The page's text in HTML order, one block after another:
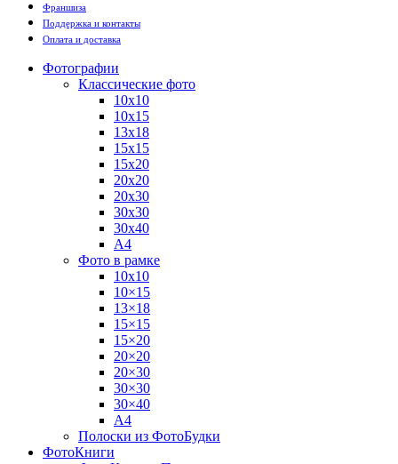
Франшиза
Поддержка и контакты
Оплата и доставка
Фотографии
Классические фото
10х10
10х15
13х18
15х15
15х20
20х20
20х30
30х30
30х40
А4
Фото в рамке
10х10
10×15
13×18
15×15
15×20
20×20
20×30
30×30
30×40
A4
Полоски из ФотоБудки
ФотоКниги